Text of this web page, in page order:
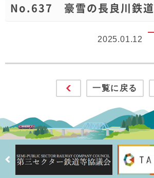
No.637 豪雪の長良川鉄道
2025.01.12
一覧に戻る